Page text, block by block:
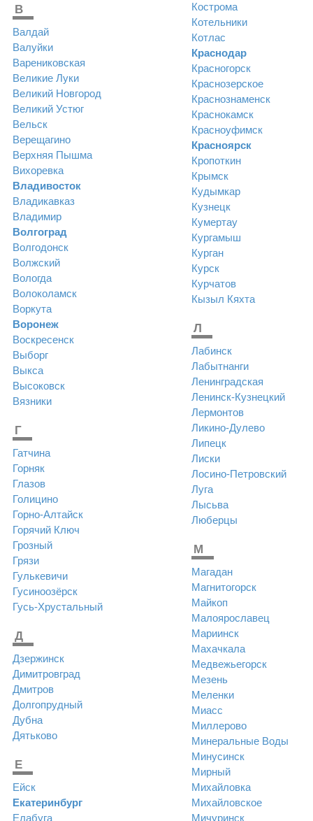
В
Валдай
Валуйки
Варениковская
Великие Луки
Великий Новгород
Великий Устюг
Вельск
Верещагино
Верхняя Пышма
Вихоревка
Владивосток
Владикавказ
Владимир
Волгоград
Волгодонск
Волжский
Вологда
Волоколамск
Воркута
Воронеж
Воскресенск
Выборг
Выкса
Высоковск
Вязники
Г
Гатчина
Горняк
Глазов
Голицино
Горно-Алтайск
Горячий Ключ
Грозный
Грязи
Гулькевичи
Гусиноозёрск
Гусь-Хрустальный
Д
Дзержинск
Димитровград
Дмитров
Долгопрудный
Дубна
Дятьково
Е
Ейск
Екатеринбург
Елабуга
Кострома
Котельники
Котлас
Краснодар
Красногорск
Краснозерское
Краснознаменск
Краснокамск
Красноуфимск
Красноярск
Кропоткин
Крымск
Кудымкар
Кузнецк
Кумертау
Кургамыш
Курган
Курск
Курчатов
Кызыл Кяхта
Л
Лабинск
Лабытнанги
Ленинградская
Ленинск-Кузнецкий
Лермонтов
Ликино-Дулево
Липецк
Лиски
Лосино-Петровский
Луга
Лысьва
Люберцы
М
Магадан
Магнитогорск
Майкоп
Малоярославец
Мариинск
Махачкала
Медвежьегорск
Мезень
Меленки
Миасс
Миллерово
Минеральные Воды
Минусинск
Мирный
Михайловка
Михайловское
Мичуринск